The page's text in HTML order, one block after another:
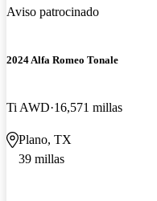
Aviso patrocinado
2024 Alfa Romeo Tonale
Ti AWD 16,571 millas
Plano, TX
39 millas